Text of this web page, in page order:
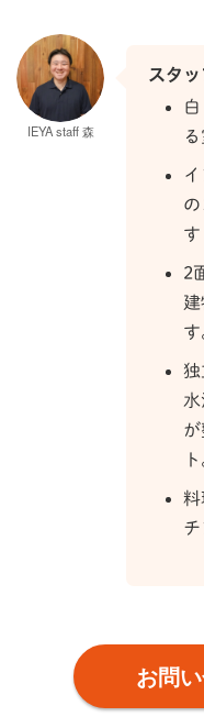
IEYA staff 森
スタ
す
2
す
ト
料
チ
お問